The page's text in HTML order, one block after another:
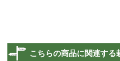
こちらの商品に関連する